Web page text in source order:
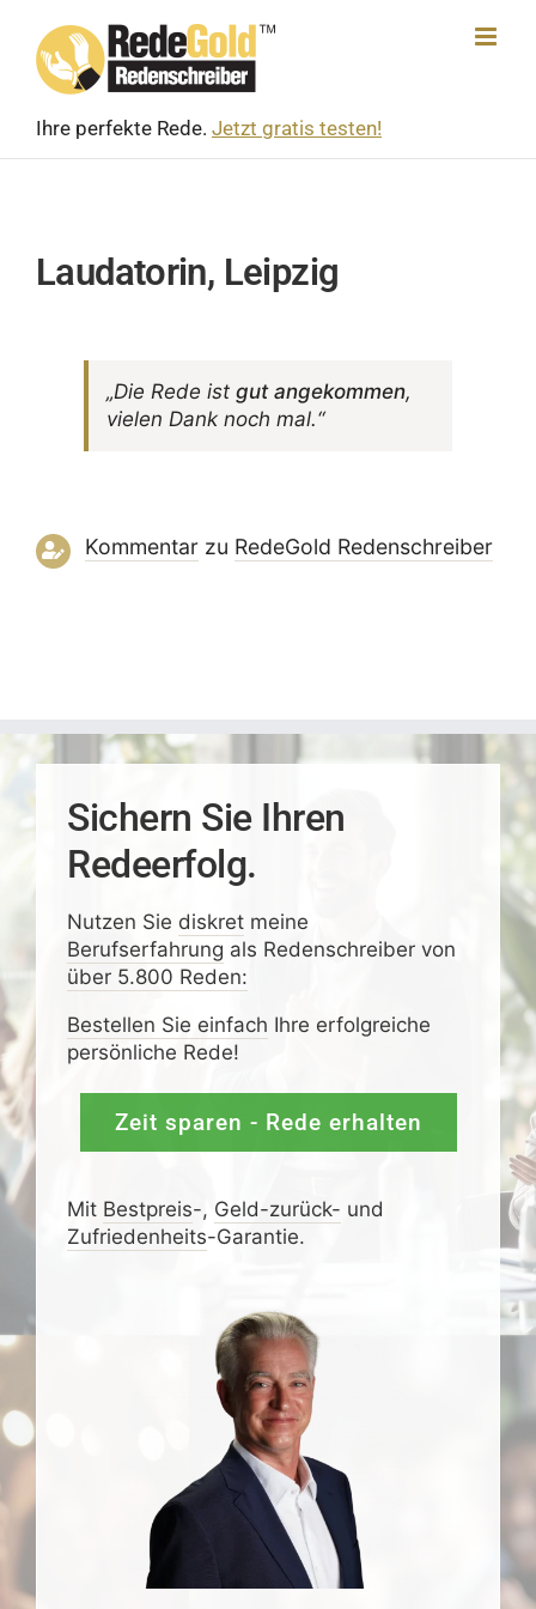
content
Ihre perfekte Rede. Jetzt gratis testen!
Laudatorin, Leipzig
„Die Rede ist gut ange­kommen,
vielen Dank noch mal.“
Kommentarzu RedeGold Reden­schreiber
Sichern Sie Ihren
Redeerfolg.
Nutzen Sie diskretmeine
Berufserfahrung als Redenschreiber von
über 5.800 Reden:
Bestellen Sie einfach Ihre erfolgreiche
persönliche Rede!
Zeit sparen - Rede erhalten
Mit Bestpreis-, Geld-zurück- und
Zufrieden­­heits-Garantie.